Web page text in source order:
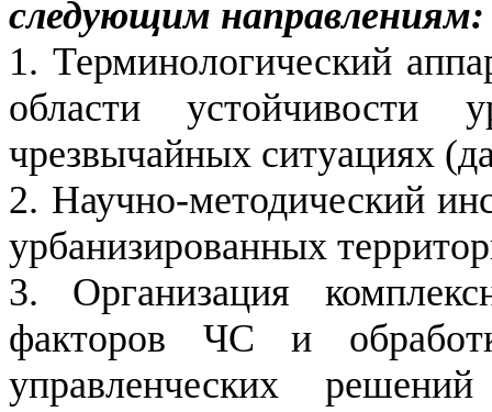
следующим направлениям:
1. Терминологический
области устойчивости
чрезвычайных ситуациях
2. Научно-методический
урбанизированных
3. Организация
факторов ЧС и
управленческих